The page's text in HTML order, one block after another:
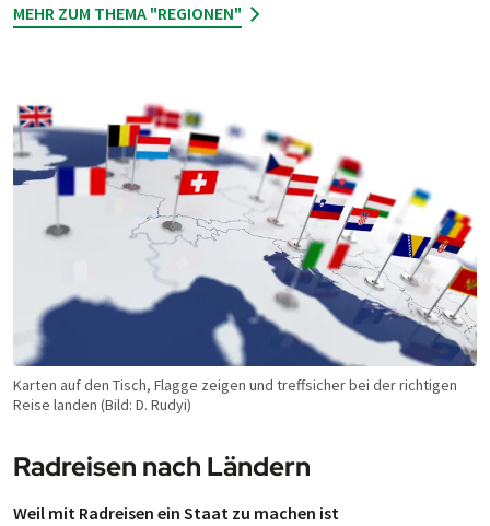
MEHR ZUM THEMA "REGIONEN"
Radreisen nach Ländern
Weil mit Radreisen ein Staat zu machen ist
Karten auf den Tisch, Flagge zei­gen und treff­si­cher bei der rich­ti­gen
Rei­se lan­den (Bild: D. Rudyi)